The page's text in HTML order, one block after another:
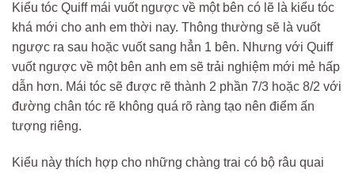
Kiểu tóc Quiff mái vuốt ngược về một bên có lẽ là kiểu tóc
khá mới cho anh em thời nay. Thông thường sẽ là vuốt
ngược ra sau hoặc vuốt sang hẳn 1 bên. Nhưng với Quiff
vuốt ngược về một bên anh em sẽ trải nghiệm mới mẻ hấp
dẫn hơn. Mái tóc sẽ được rẽ thành 2 phần 7/3 hoặc 8/2 với
đường chân tóc rẽ không quá rõ ràng tạo nên điểm ấn
tượng riêng.
Kiểu này thích hợp cho những chàng trai có bộ râu quai